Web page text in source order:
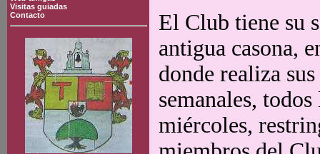
Visitas guiadas
Contacto
El Club tiene su
antigua casona,
donde realiza
semanales, todos
miércoles,